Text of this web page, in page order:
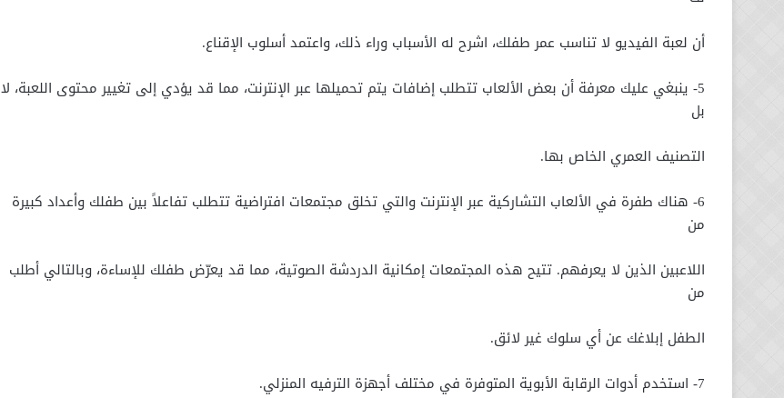
أن لعبة الفيديو لا تناسب عمر طفلك، اشرح له الأسباب وراء ذلك، واعتمد أسلوب الإقناع.
5- ينبغي عليك معرفة أن بعض الألعاب تتطلب إضافات يتم تحميلها عبر الإنترنت، مما قد يؤدي إلى تغيير محتوى اللعبة، لا
بل
التصنيف العمري الخاص بها.
6- هناك طفرة في الألعاب التشاركية عبر الإنترنت والتي تخلق مجتمعات افتراضية تتطلب تفاعلاً بين طفلك وأعداد كبيرة
من
اللاعبين الذين لا يعرفهم. تتيح هذه المجتمعات إمكانية الدردشة الصوتية، مما قد يعرّض طفلك للإساءة، وبالتالي أطلب
من
الطفل إبلاغك عن أي سلوك غير لائق.
7- استخدم أدوات الرقابة الأبوية المتوفرة في مختلف أجهزة الترفيه المنزلي.